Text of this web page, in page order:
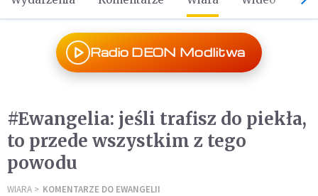
Radio DEON Modlitwa
#Ewangelia: jeśli trafisz do piekła,
to przede wszystkim z tego
powodu
WIARA KOMENTARZE DO EWANGELII